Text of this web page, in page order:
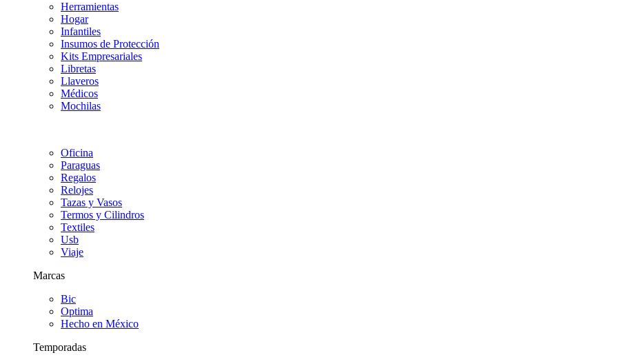
Herramientas
Hogar
Infantiles
Insumos de Protección
Kits Empresariales
Libretas
Llaveros
Médicos
Mochilas
Oficina
Paraguas
Regalos
Relojes
Tazas y Vasos
Termos y Cilindros
Textiles
Usb
Viaje
Marcas
Bic
Optima
Hecho en México
Temporadas